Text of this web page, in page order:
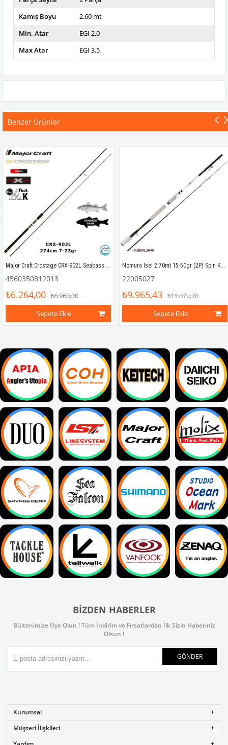
Kamış Boyu
2.60 mt
Min. Atar
EGI 2.0
Max Atar
EGI 3.5
Benzer Ürünler
Major Craft Crostage CRX-902L Seabass 274cm 7-23gr (2P) Spin Kamış
4560350812013
₺6.264,00 ₺6.960,00
Sepete Ekle
Nomura Isei 2.70mt 15-50gr (2P) Spin Kamış
22005027
₺9.965,43 ₺11.072,70
Sepete Ekle
BIZDEN HABERLER
Bültenimize Üye Olun ! Tüm İndirim ve Fırsatlardan İlk Sizin Haberiniz
Olsun !
GÖNDER
Kurumsal
Müşteri İlişkileri